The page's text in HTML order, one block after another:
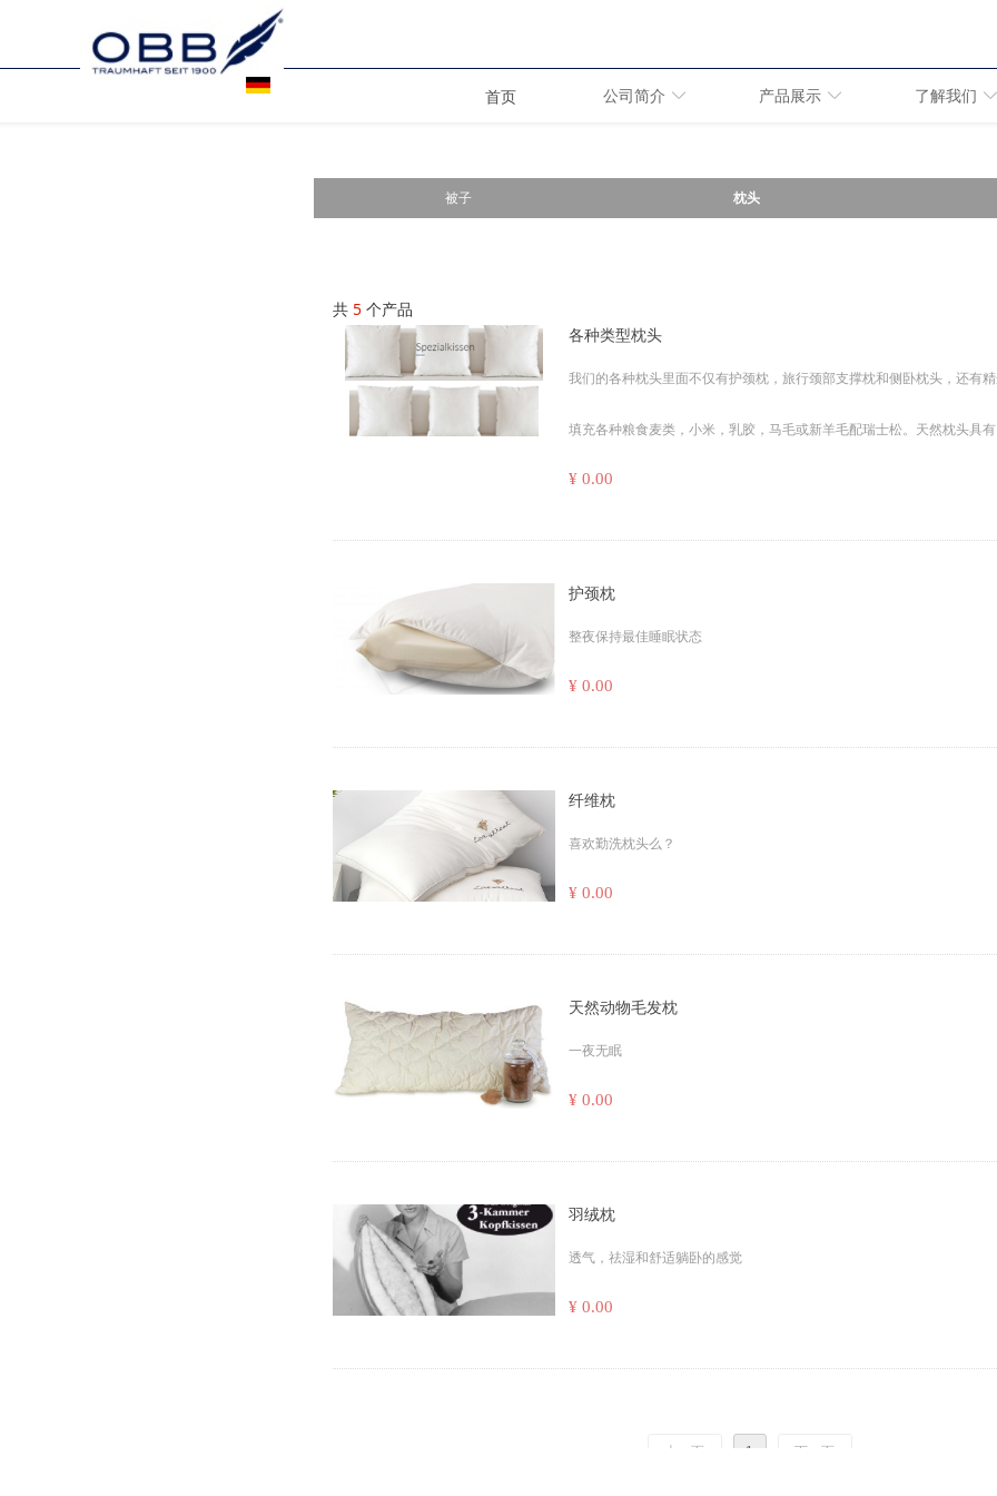
公司简介 产品展示 了解我们
首页
共 5 个产品
各种类型枕头
我们的各种枕头里面不仅有护颈枕，旅行颈部支撑枕和侧卧枕头，还有
填充各种粮食麦类，小米，乳胶，马毛或新羊毛配瑞士松。天然枕头具
冬天产生足够的热量，在夏天具有降温效果。
¥ 0.00
护颈枕
整夜保持最佳睡眠状态
¥ 0.00
纤维枕
喜欢勤洗枕头么？
¥ 0.00
天然动物毛发枕
一夜无眠
¥ 0.00
羽绒枕
透气，祛湿和舒适躺卧的感觉
¥ 0.00
上一页 1 下一页
被子 枕头